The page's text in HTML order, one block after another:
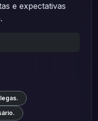
e expectativas